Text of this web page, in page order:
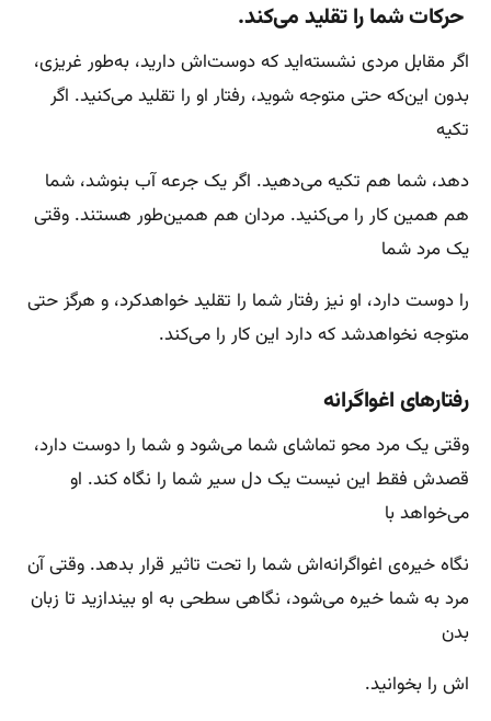
حرکات شما را تقلید می‌کند.
اگر مقابل مردی نشسته‌اید که دوست‌اش دارید، ‌به‌طور غریزی،
بدون این‌که حتی متوجه شوید، رفتار او را تقلید می‌کنید. اگر
تکیه
دهد، شما هم تکیه می‌دهید. اگر یک جرعه آب بنوشد، شما
هم همین کار را می‌کنید. مردان هم همین‌طور هستند. وقتی
یک مرد شما
را دوست دارد، او نیز رفتار شما را تقلید خواهدکرد، و هرگز حتی
متوجه نخواهدشد که دارد این کار را می‌کند.
رفتارهای اغواگرانه
وقتی یک مرد محو تماشای شما می‌شود و شما را دوست دارد،
قصدش فقط این نیست یک دل سیر شما را نگاه کند. او
می‌خواهد با
نگاه خیره‌ی اغواگرانه‌اش شما را تحت تاثیر قرار بدهد. وقتی آن
مرد به شما خیره می‌شود، نگاهی سطحی به او بیندازید تا زبان
بدن
اش را بخوانید.